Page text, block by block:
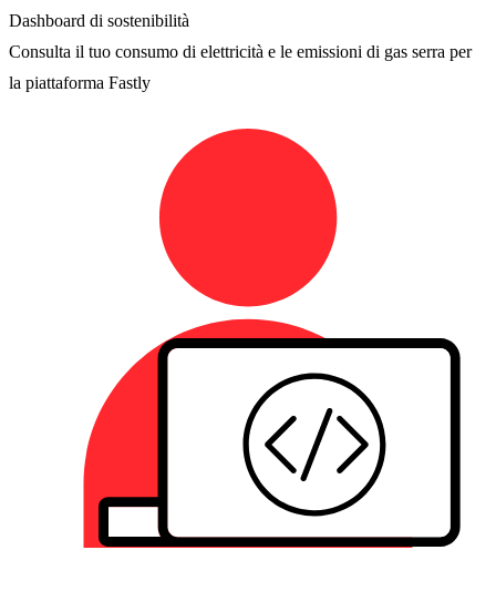
Dashboard di sostenibilità
Consulta il tuo consumo di elettricità e le emissioni di gas serra per
la piattaforma Fastly